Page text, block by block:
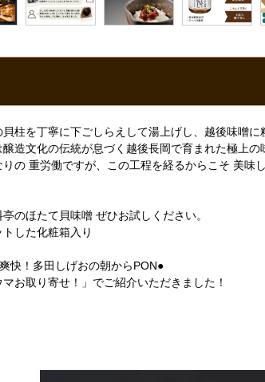
柱を丁寧に下ごしらえして湯上げし、越後味噌
造文化の伝統が息づく越後長岡で育まれた極上
の 重労働ですが、この工程を経るからこそ 美
のほたて貝味噌 ぜひお試しください。
した化粧箱入り
快！多田しげおの朝からPON●
取り寄せ！」でご紹介いただきました！